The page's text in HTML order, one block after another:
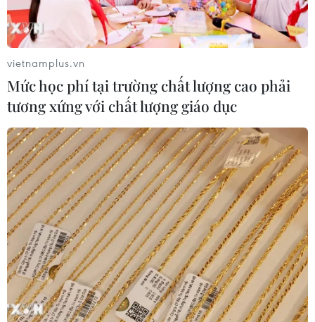
vietnamplus.vn
Mức học phí tại trường chất lượng cao phải
tương xứng với chất lượng giáo dục